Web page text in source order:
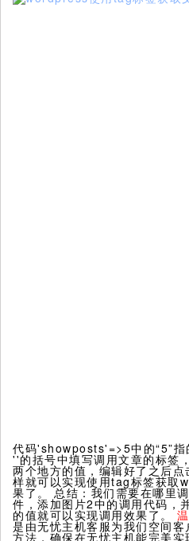
代码'showposts'=>5中的“5”
''的括号中填写调用文章的标签
两个地方的值，编辑好了之后
样就可以实现使用tag标签获取
果了。 总结：我们需要在哪里
件，添加图片2中的调用代码，
的值就可以实现调用效果了。
是由无忧主机客服为我们空间
方法，确保在无忧主机能完美